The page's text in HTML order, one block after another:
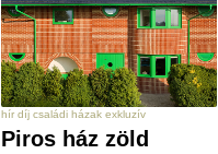
hír díj családi házak exkluzív
Piros ház zöld